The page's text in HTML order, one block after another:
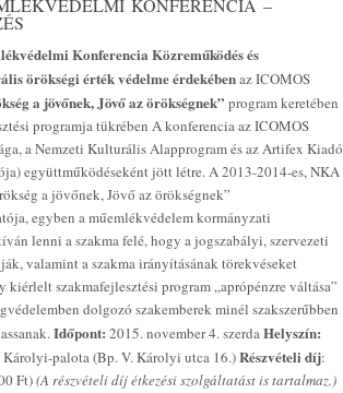
KONFERENCIA –
Konferencia Közreműködés és
örökségi érték védelme érdekébenaz ICOMOS
a jövőnek, Jövő az örökségnek” program keretében
programja tükrében A konferencia az ICOMOS
a Nemzeti Kulturális Alapprogram és az Artifex Kiadó
együttműködéseként jött létre. A 2013-2014-es, NKA
a jövőnek, Jövő az örökségnek”
egyben a műemlékvédelem kormányzati
lenni a szakma felé, hogy a jogszabályi, szervezeti
valamint a szakma irányításának törekvéseket
kiérlelt szakmafejlesztési program „aprópénzre váltása”
dolgozó szakemberek minél szakszerűbben
Időpont: 2015. november 4. szerdaHelyszín:
palota (Bp. V. Károlyi utca 16.)Részvételi díj:
Ft)(A részvételi díj étkezési szolgáltatást is tartalmaz.)